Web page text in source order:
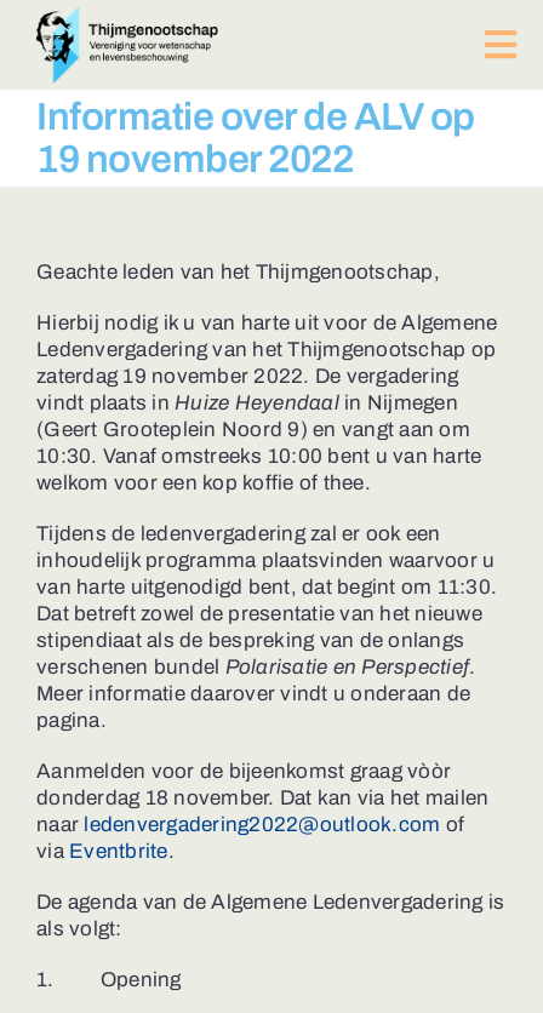
naar
inhoud
PUBLICATIES
BIJEENKOMSTEN
ACTUEEL
Contact
ZOEKEN
NAAR:
Informatie over de ALV op
19 november 2022
Geachte leden van het Thijmgenootschap,
Hierbij nodig ik u van harte uit voor de Algemene
Ledenvergadering van het Thijmgenootschap op
zaterdag 19 november 2022. De vergadering
vindt plaats in Huize Heyendaal in Nijmegen
(Geert Grooteplein Noord 9) en vangt aan om
10:30. Vanaf omstreeks 10:00 bent u van harte
welkom voor een kop koffie of thee.
Tijdens de ledenvergadering zal er ook een
inhoudelijk programma plaatsvinden waarvoor u
van harte uitgenodigd bent, dat begint om 11:30.
Dat betreft zowel de presentatie van het nieuwe
stipendiaat als de bespreking van de onlangs
verschenen bundel Polarisatie en Perspectief.
Meer informatie daarover vindt u onderaan de
pagina.
Aanmelden voor de bijeenkomst graag vòòr
donderdag 18 november. Dat kan via het mailen
naar ledenvergadering2022@outlook.com of
via Eventbrite.
De agenda van de Algemene Ledenvergadering is
als volgt:
1. Opening